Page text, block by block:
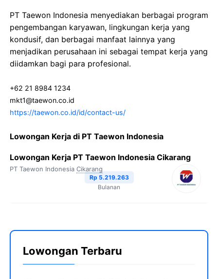
PT Taewon Indonesia menyediakan berbagai program
pengembangan karyawan, lingkungan kerja yang
kondusif, dan berbagai manfaat lainnya yang
menjadikan perusahaan ini sebagai tempat kerja yang
diidamkan bagi para profesional.
+62 21 8984 1234
mkt1@taewon.co.id
https://taewon.co.id/id/contact-us/
Lowongan Kerja di PT Taewon Indonesia
Lowongan Kerja PT Taewon Indonesia Cikarang
PT Taewon Indonesia Cikarang
Rp 5.219.263
Bulanan
Lowongan Terbaru